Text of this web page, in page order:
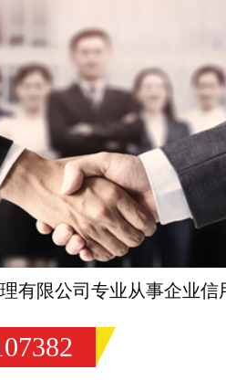
有限公司专业从事企业